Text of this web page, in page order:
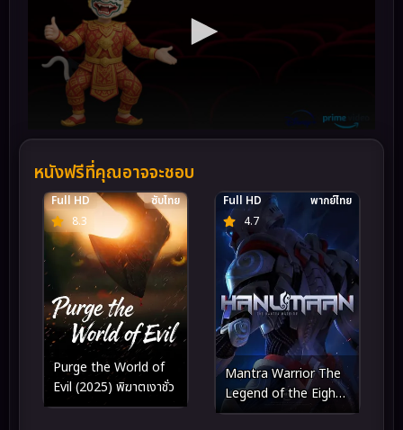
หนังฟรีที่คุณอาจจะชอบ
8.3
Full HD ซับไทย
Purge the World of
Evil (2025) พิฆาตเงาชั่ว
4.7
Full HD พากย์ไทย
Mantra Warrior The
Legend of the Eight
Moons นักรบมนตรา